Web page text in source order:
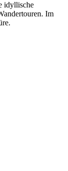
idyllische
Im